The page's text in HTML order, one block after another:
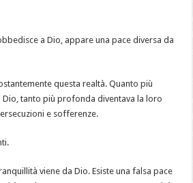
a Dio, appare una pace diversa da
questa realtà. Quanto più
tanto più profonda diventava la loro
e sofferenze.
viene da Dio. Esiste una falsa pace